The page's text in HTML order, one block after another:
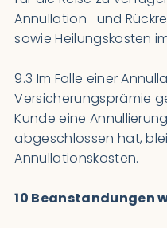
Annullation- und
sowie Heilungskosten
9.3 Im Falle einer
Versicherungsprämie
Kunde eine
abgeschlossen hat,
Annullationskosten.
10 Beanstandungen